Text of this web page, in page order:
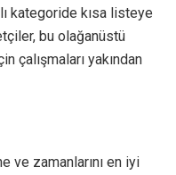
kategoride kısa listeye
bu olağanüstü
çalışmaları yakından
ve zamanlarını en iyi